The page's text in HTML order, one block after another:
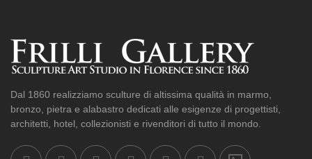
Dal 1860 realizziamo sculture di altissima qualità in marmo,
bronzo, pietra e alabastro dedicati alle esigenze di progettisti,
architetti, hotel, collezionisti e rivenditori di tutto il mondo.